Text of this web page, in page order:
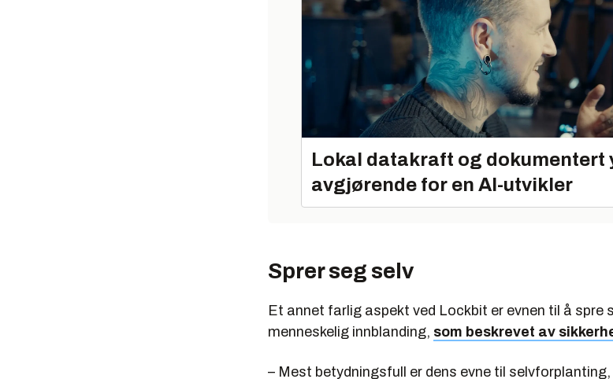
Lokal datakraft og dokumentert
avgjørende for en AI-utvikler
Sprer seg selv
Et annet farlig aspekt ved Lockbit er evnen til å spre
menneskelig innblanding, som beskrevet av
– Mest betydningsfull er dens evne til